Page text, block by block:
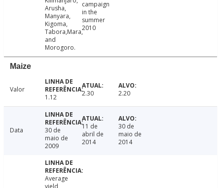
Arusha,
Manyara,
Kigoma,
Tabora,Mara,
and
Morogoro.
campaign
in the
summer
2010
Maize
Valor
1.12
2.30 2.20
Data
30 de
maio de
2009
11 de
abril de
2014
30 de
maio de
2014
Average